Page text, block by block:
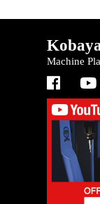
Machine